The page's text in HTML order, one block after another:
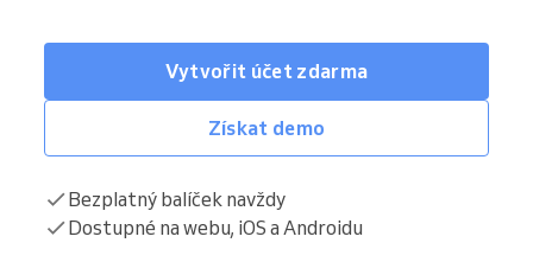
Vytvořit účet zdarma
Získat demo
Bezplatný balíček navždy
Dostupné na webu, iOS a Androidu